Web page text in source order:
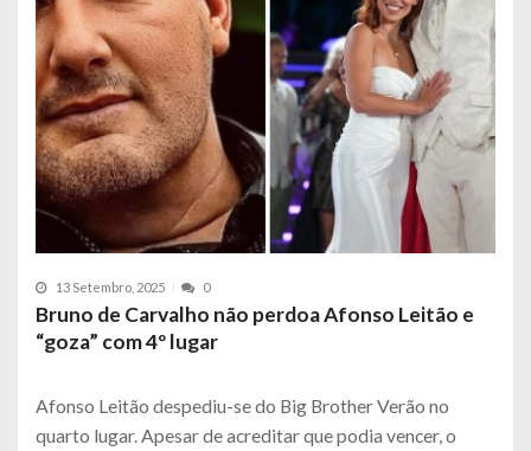
13 Setembro, 2025 0
Bruno de Carvalho não perdoa Afonso Leitão e
“goza” com 4º lugar
Afonso Leitão despediu-se do Big Brother Verão no
quarto lugar. Apesar de acreditar que podia vencer, o